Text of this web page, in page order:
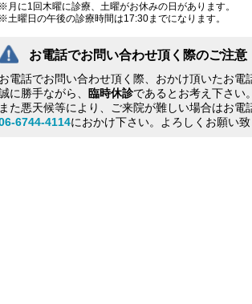
※月に1回木曜に診療、土曜がお休みの日があります。
※土曜日の午後の診療時間は17:30までになります。
お電話でお問い合わせ頂く際のご注意
お電話でお問い合わせ頂く際、おかけ頂いたお電
に勝手ながら、 臨時休診であるとお考え下さい
また悪天候等により、ご来院が難しい場合はお
6744-4114におかけ下さい。よろしくお願い